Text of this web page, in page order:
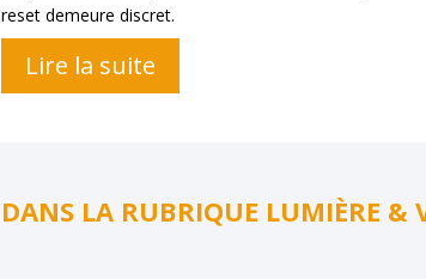
reset demeure discret.
Lire la suite
DANS LA RUBRIQUE LUMIÈRE &